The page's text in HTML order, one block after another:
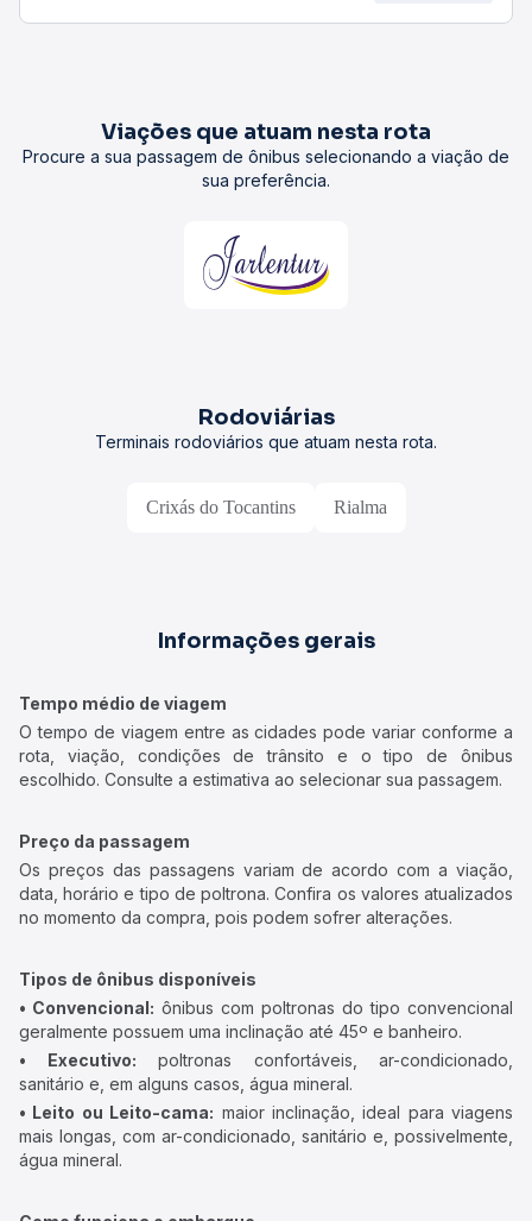
Viações que atuam nesta rota
Procure a sua passagem de ônibus selecionando a viação de
sua preferência.
Rodoviárias
Terminais rodoviários que atuam nesta rota.
Crixás do Tocantins Rialma
Informações gerais
Tempo médio de viagem
O tempo de viagem entre as cidades pode variar conforme a
rota, viação, condições de trânsito e o tipo de ônibus
escolhido. Consulte a estimativa ao selecionar sua passagem.
Preço da passagem
Os preços das passagens variam de acordo com a viação,
data, horário e tipo de poltrona. Confira os valores atualizados
no momento da compra, pois podem sofrer alterações.
Tipos de ônibus disponíveis
• Convencional: ônibus com poltronas do tipo convencional
geralmente possuem uma inclinação até 45º e banheiro.
• Executivo: poltronas confortáveis, ar-condicionado,
sanitário e, em alguns casos, água mineral.
• Leito ou Leito-cama: maior inclinação, ideal para viagens
mais longas, com ar-condicionado, sanitário e, possivelmente,
água mineral.